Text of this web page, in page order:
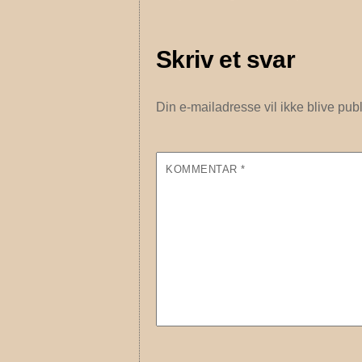
Skriv et svar
Din e-mailadresse vil ikke blive
KOMMENTAR*